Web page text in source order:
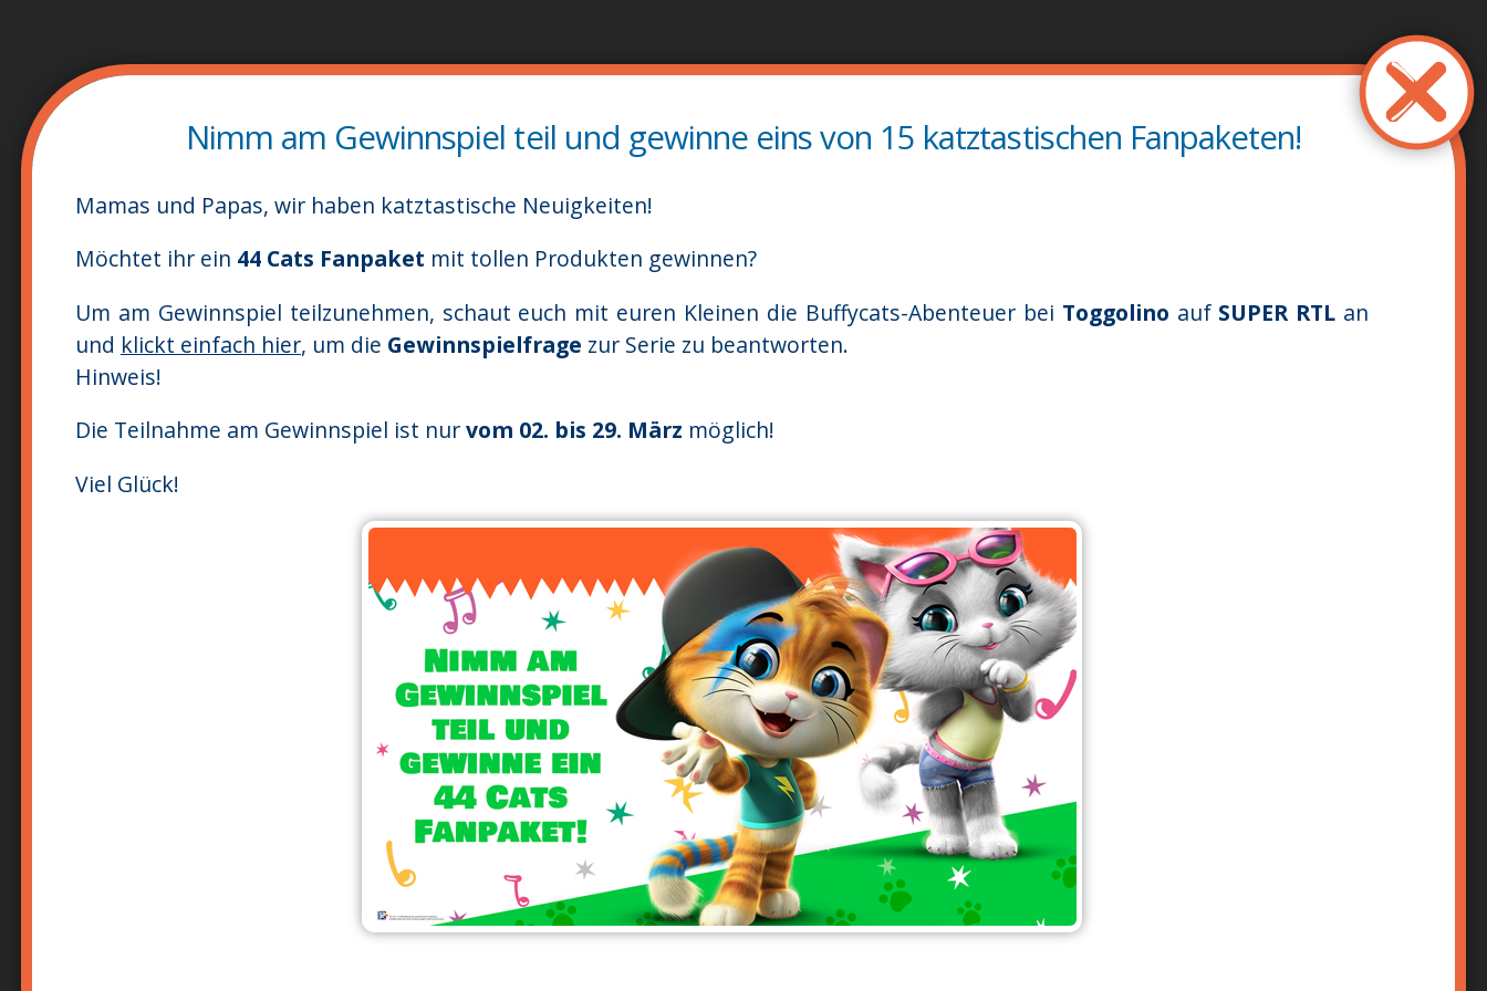
το
περιεχόμενο
Nimm am Gewinnspiel teil und gewinne eins von 15 katztastischen Fanpaketen!
Mamas und Papas, wir haben katztastische Neuigkeiten!
Möchtet ihr ein 44 Cats Fanpaket mit tollen Produkten gewinnen?
Um am Gewinnspiel teilzunehmen, schaut euch mit euren Kleinen die Buffycats-Abenteuer bei Toggolino aufSUPER RTL an
und klickt einfach hier, um die Gewinnspielfrage zur Serie zu beantworten.
Hinweis!
Die Teilnahme am Gewinnspiel ist nurvom 02. bis 29. März möglich!
Viel Glück!